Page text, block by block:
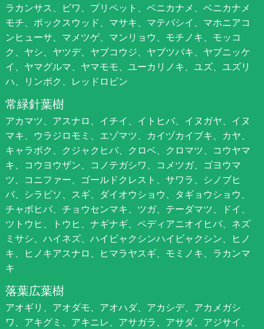
ラカンサス、ビワ、プリペット、ベニカナメ、ベニカナメ
モチ、ボックスウッド、マサキ、マテバシイ、マホニアコ
ンヒューサ、マメツゲ、マンリョウ、モチノキ、モッコ
ク、ヤシ、ヤツデ、ヤブコウジ、ヤブツバキ、ヤブニッケ
イ、ヤマグルマ、ヤマモモ、ユーカリノキ、ユズ、ユズリ
ハ、リンボク、レッドロビン
常緑針葉樹
アカマツ、アスナロ、イチイ、イトヒバ、イヌガヤ、イヌ
マキ、ウラジロモミ、エゾマツ、カイヅカイブキ、カヤ、
キャラボク、クジャクヒバ、クロベ、クロマツ、コウヤマ
キ、コウヨウザン、コノテガシワ、コメツガ、ゴヨウマ
ツ、コニファー、ゴールドクレスト、サワラ、シノブヒ
バ、シラビソ、スギ、ダイオウショウ、タギョウショウ、
チャボヒバ、チョウセンマキ、ツガ、テーダマツ、ドイ、
ツトウヒ、トウヒ、ナギナギ、ペディアニオイヒバ、ネズ
ミサシ、ハイネズ、ハイビャクシンハイビャクシン、ヒノ
キ、ヒノキアスナロ、ヒマラヤスギ、モミノキ、ラカンマ
キ
落葉広葉樹
アオギリ、アオダモ、アオハダ、アカシデ、アカメガシ
ワ、アキグミ、アキニレ、アサガラ、アサダ、アジサイ、